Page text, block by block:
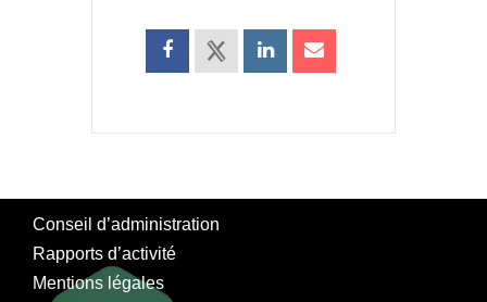
Conseil d’administration
Rapports d’activité
Mentions légales